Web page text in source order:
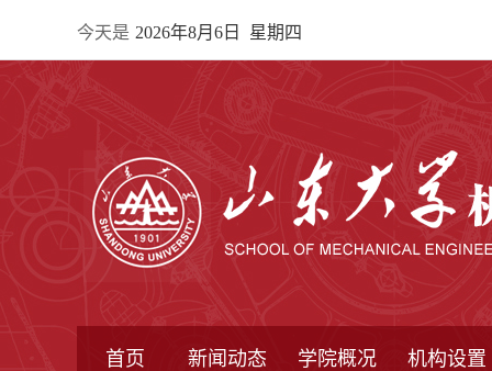
今天是 2026年8月6日 星期四
首页 新闻动态 学院概况 机构设置